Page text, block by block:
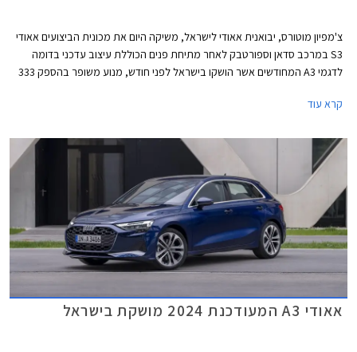
צ'מפיון מוטורס, יבואנית אאודי לישראל, משיקה היום את מכונית הביצועים אאודי
S3 במרכב סדאן וספורטבק לאחר מתיחת פנים הכוללת עיצוב עדכני בדומה
לדגמי A3 המחודשים אשר הושקו בישראל לפני חודש, מנוע משופר בהספק 333
קרא עוד
אאודי A3 המעודכנת 2024 מושקת בישראל